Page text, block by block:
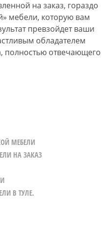
на заказ, гораздо
мебели, которую вам
превзойдет ваши
обладателем
полностью отвечающего
МЕБЕЛИ
НА ЗАКАЗ
В ТУЛЕ.